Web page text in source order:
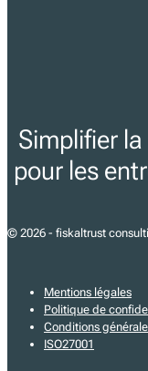
Simplifier
pour les
© 2026 - fiskaltrust
Mentions légales
Politique de
Conditions
ISO27001